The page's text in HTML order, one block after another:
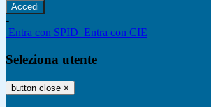
-
Entra con SPID Entra con CIE
Seleziona utente
button close ×